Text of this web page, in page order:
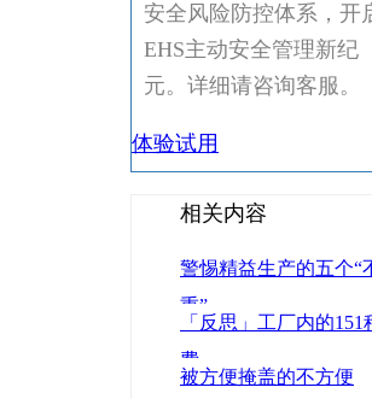
安全风险防控体系，开
EHS主动安全管理新纪
元。详细请咨询客服。
体验试用
相关内容
警惕精益生产的五个“
重”
「反思」工厂内的151
费
被方便掩盖的不方便